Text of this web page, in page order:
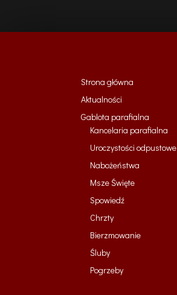
Strona główna
Aktualności
Gablota parafialna
Kancelaria parafialna
Uroczystości odpustowe
Nabożeństwa
Msze Święte
Spowiedź
Chrzty
Bierzmowanie
Śluby
Pogrzeby